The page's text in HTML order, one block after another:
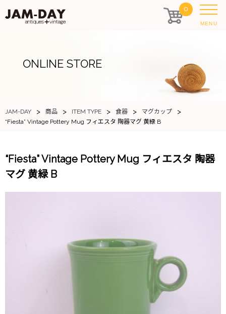
0
MENU
ONLINE STORE
JAM-DAY > 商品 > ITEM TYPE > 食器 > マグカップ >
“Fiesta” Vintage Pottery Mug フィエスタ 陶器マグ 黄緑 B
“Fiesta” Vintage Pottery Mug フィエスタ 陶器
マグ 黄緑 B